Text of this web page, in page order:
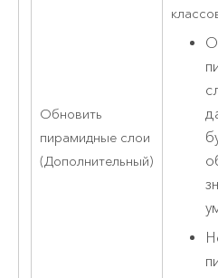
Обновить
пирамидные слои
(Дополнительный)